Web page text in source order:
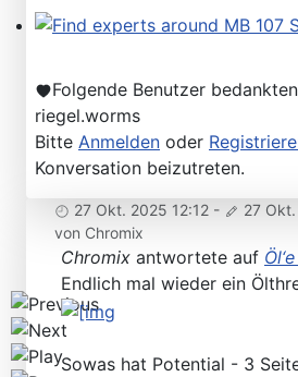
Folgende Benutzer
riegel.worms
Bitte Anmelden oder
Konversation beizutreten.
27 Okt. 2025 12:12 - 27
von Chromix
Chromix antwortete auf
Endlich mal wieder ein
Sowas hat Potential - 3